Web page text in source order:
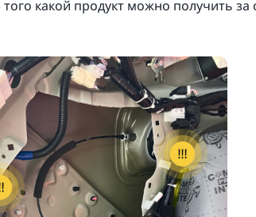
какой продукт можно получить